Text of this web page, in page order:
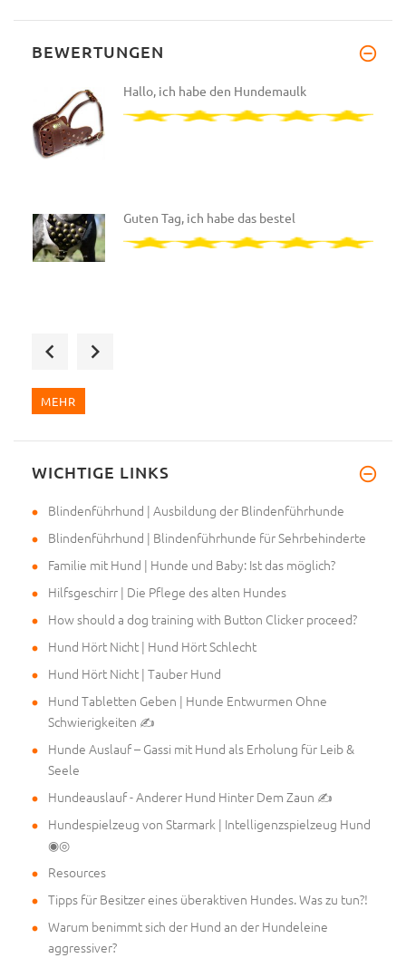
BEWERTUNGEN
Hallo, ich habe den Hundemaulk
Guten Tag, ich habe das bestel
Hallo, wir haben ein neues Ges
MEHR
WICHTIGE LINKS
Blindenführhund | Ausbildung der Blindenführhunde
Blindenführhund | Blindenführhunde für Sehrbehinderte
Familie mit Hund | Hunde und Baby: Ist das möglich?
Hilfsgeschirr | Die Pflege des alten Hundes
How should a dog training with Button Clicker proceed?
Hund Hört Nicht | Hund Hört Schlecht
Hund Hört Nicht | Tauber Hund
Hund Tabletten Geben | Hunde Entwurmen Ohne
Schwierigkeiten ✍
Hunde Auslauf – Gassi mit Hund als Erholung für Leib &
Seele
Hundeauslauf - Anderer Hund Hinter Dem Zaun ✍
Hundespielzeug von Starmark | Intelligenzspielzeug Hund
◉◎
Resources
Tipps für Besitzer eines überaktiven Hundes. Was zu tun?!
Warum benimmt sich der Hund an der Hundeleine
aggressiver?